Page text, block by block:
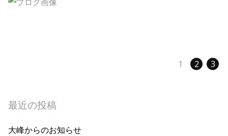
1 2 3
最近の投稿
大峰からのお知らせ